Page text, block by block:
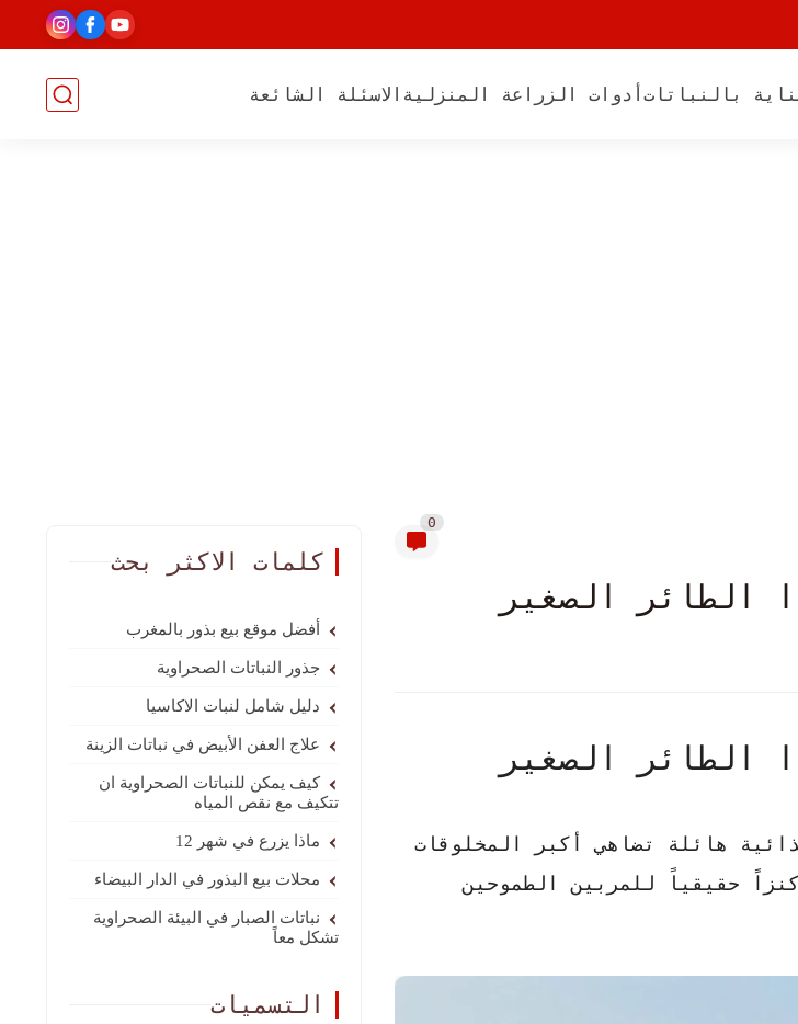
بالنباتات أدوات الزراعة المنزلية الاسئلة الشائعة
0
الطائر الصغير
الطائر الصغير
هائلة تضاهي أكبر المخلوقات
كنزاً حقيقياً
للمربين الطموحين
كلمات الاكثر بحث
أفضل موقع بيع بذور بالمغرب
جذور النباتات الصحراوية
دليل شامل لنبات الاكاسيا
علاج العفن الأبيض في نباتات الزينة
كيف يمكن للنباتات الصحراوية ان
تتكيف مع نقص المياه
ماذا يزرع في شهر 12
محلات بيع البذور في الدار البيضاء
نباتات الصبار في البيئة الصحراوية
تشكل معاً
التسميات